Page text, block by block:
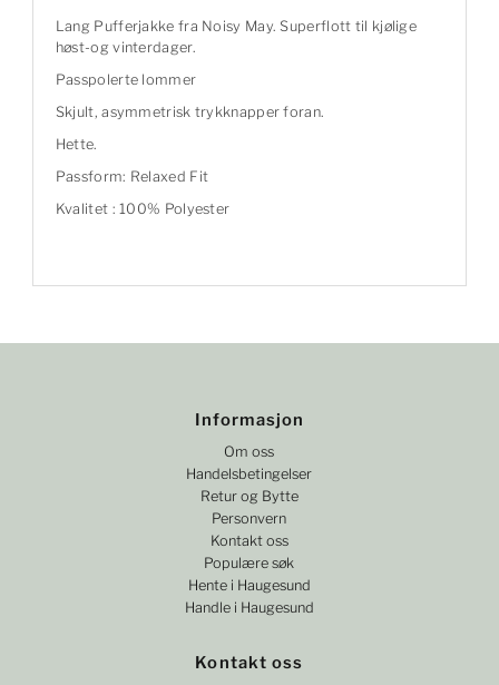
Lang Pufferjakke fra Noisy May. Superflott til kjølige
høst-og vinterdager.
Passpolerte lommer
Skjult, asymmetrisk trykknapper foran.
Hette.
Passform: Relaxed Fit
Kvalitet : 100% Polyester
Informasjon
Om oss
Handelsbetingelser
Retur og Bytte
Personvern
Kontakt oss
Populære søk
Hente i Haugesund
Handle i Haugesund
Kontakt oss